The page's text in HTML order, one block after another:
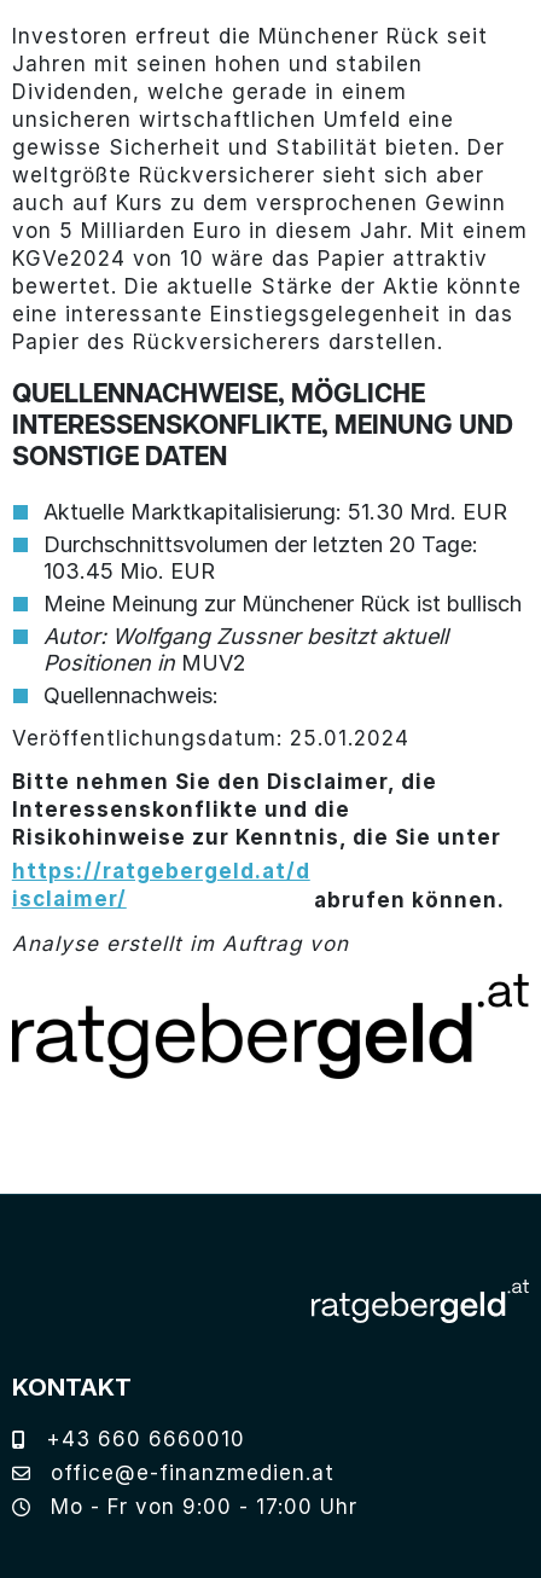
Investoren erfreut die Münchener Rück seit
Jahren mit seinen hohen und stabilen
Dividenden, welche gerade in einem
unsicheren wirtschaftlichen Umfeld eine
gewisse Sicherheit und Stabilität bieten. Der
weltgrößte Rückversicherer sieht sich aber
auch auf Kurs zu dem versprochenen Gewinn
von 5 Milliarden Euro in diesem Jahr. Mit einem
KGVe2024 von 10 wäre das Papier attraktiv
bewertet. Die aktuelle Stärke der Aktie könnte
eine interessante Einstiegsgelegenheit in das
Papier des Rückversicherers darstellen.
QUELLENNACHWEISE, MÖGLICHE
INTERESSENSKONFLIKTE, MEINUNG UND
SONSTIGE DATEN
Aktuelle Marktkapitalisierung: 51.30 Mrd. EUR
Durchschnittsvolumen der letzten 20 Tage:
103.45 Mio. EUR
Meine Meinung zur Münchener Rück ist bullisch
Autor: Wolfgang Zussner besitzt aktuell
Positionen in MUV2
Quellennachweis:
Veröffentlichungsdatum: 25.01.2024
Bitte nehmen Sie den Disclaimer, die
Interessenskonflikte und die
Risikohinweise zur Kenntnis, die Sie unter
https://ratgebergeld.at/d
isclaimer/
abrufen können.
Analyse erstellt im Auftrag von
KONTAKT
+43 660 6660010
office@e-finanzmedien.at
Mo - Fr von 9:00 - 17:00 Uhr